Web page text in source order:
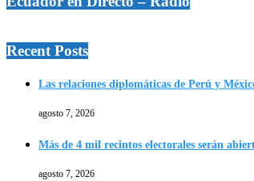
Recent Posts
Las relaciones diplomáticas de Perú y
agosto 7, 2026
Más de 4 mil recintos electorales serán
agosto 7, 2026